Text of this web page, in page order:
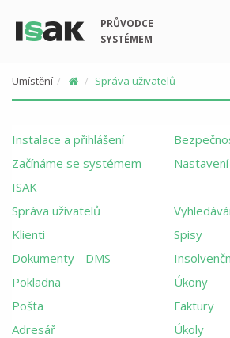
PRŮVODCE
SYSTÉMEM
Umístění Správa uživatelů
Instalace a přihlášení
Začínáme se systémem
ISAK
Správa uživatelů
Klienti
Spisy
Dokumenty - DMS
Pokladna
Úkony
Pošta
Faktury
Adresář
Úkoly